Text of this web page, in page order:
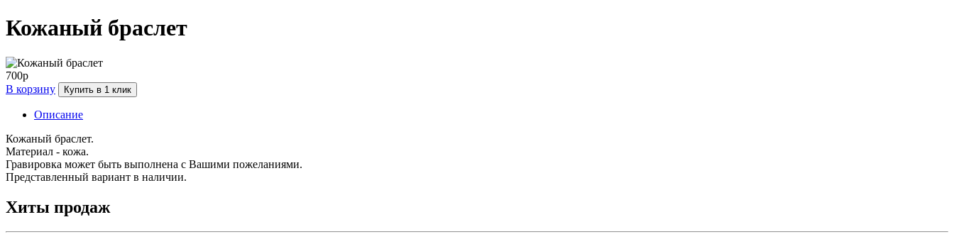
Кожаный браслет
700р
В корзину
Купить в 1 клик
Описание
Кожаный браслет.
Материал - кожа.
Гравировка может быть выполнена с Вашими пожеланиями.
Представленный вариант в наличии.
Хиты продаж